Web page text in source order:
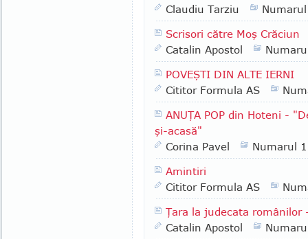
Claudiu Tarziu
Scrisori către Moş Crăciun
Catalin Apostol
POVEŞTI DIN ALTE IERNI
Cititor Formula AS
ANUŢA POP din Hoteni -
şi-acasă"
Corina Pavel
Numarul
Amintiri
Cititor Formula AS
Ţara la judecata românilor
Catalin Apostol